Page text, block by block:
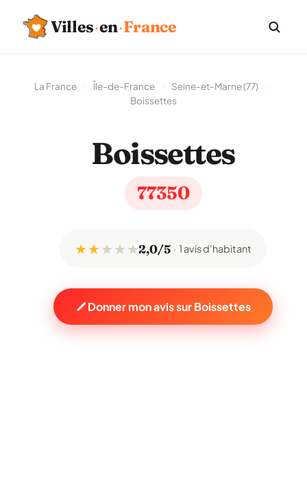
Villes·en·France
La France Île-de-France Seine-et-Marne (77)
Boissettes
Boissettes
77350
★ ★★ ★ ★2,0/5 1 avis d'habitant
Donner mon avis sur Boissettes